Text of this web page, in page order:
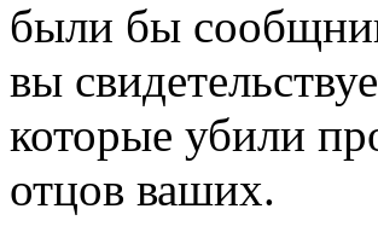
были бы
вы
которые убили
отцов ваших.